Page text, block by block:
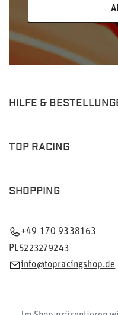
HILFE &
TOP RACING
SHOPPING
+49 170 9338163
PL5223279243
info@topracingshop.de